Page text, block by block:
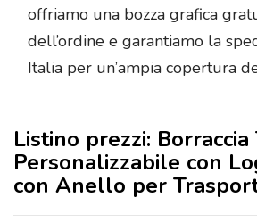
offriamo una bozza grafica
dell’ordine e garantiamo la
Italia per un’ampia copertura
Listino prezzi: Borraccia
Personalizzabile con
con Anello per